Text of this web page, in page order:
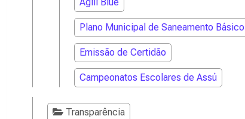
Plano Municipal de Saneamento Básico
Emissão de Certidão
Campeonatos Escolares de Assú
Transparência